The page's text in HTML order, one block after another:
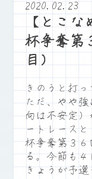
2020.02.23
【とこ
杯争奪第
目）
きのうと打
ただ、やや
向は不安定
ートレース
杯争奪第３
る。今節も
きょうが予